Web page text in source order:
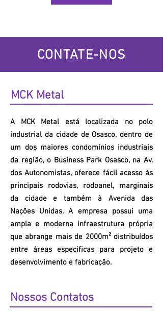
MCK Metal
A MCKMetal está localizada no polo
industrial da cidade de Osasco, dentro de
um dos maiores condomínios industriais
da região, o Business Park Osasco, na Av.
dos Autonomistas, oferece fácil acesso às
principais rodovias, rodoanel, marginais
da cidade e também à Avenida das
Nações Unidas. A empresa possui uma
ampla e moderna infraestrutura própria
que abrange mais de 2000m² distribuídos
entre áreas especificas para projeto e
desenvolvimento e fabricação.
Nossos Contatos
CONTATE-NOS